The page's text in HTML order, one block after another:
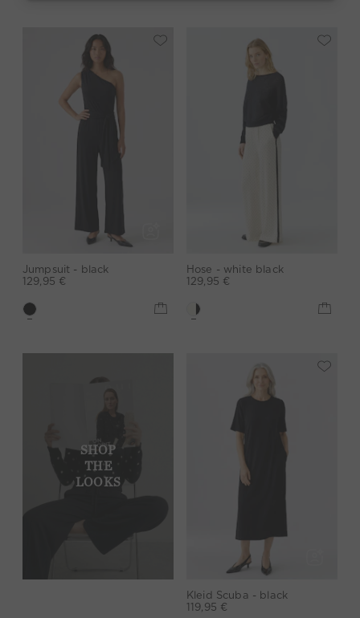
Jumpsuit - black
129,95 €
Hose - white black
129,95 €
SHOP
THE
LOOKS
Kleid Scuba - black
119,95 €